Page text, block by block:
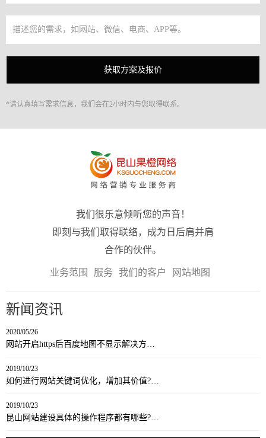
*请认真填写需求信息，我们会在2小时内与您取得联系。
我们很乐意倾听您的声音！
即刻与我们取得联络，成为日后肩并肩
合作的伙伴。
业务范围 服务 我们的客户 网站地图
新闻资讯
2020/05/26
网站开启https后百度地图不显示解决方…
2019/10/23
如何进行网站关键词优化，增加其价值?…
2019/10/23
昆山网站建设具体的操作程序都有哪些?…